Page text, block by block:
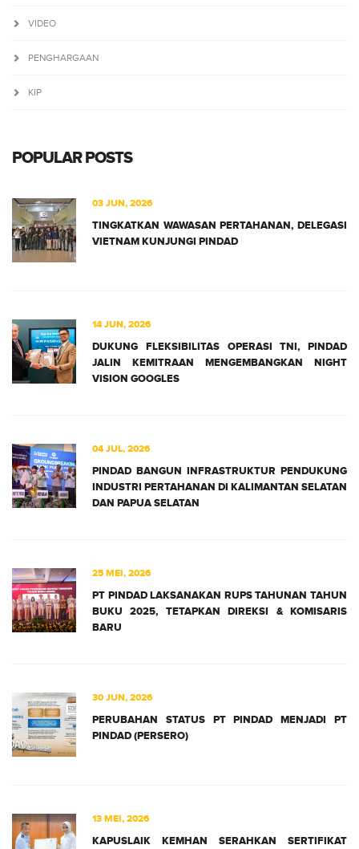
VIDEO
PENGHARGAAN
KIP
POPULAR POSTS
03 JUN, 2026
TINGKATKAN WAWASAN PERTAHANAN, DELEGASI
VIETNAM KUNJUNGI PINDAD
14 JUN, 2026
DUKUNG FLEKSIBILITAS OPERASI TNI, PINDAD
JALIN KEMITRAAN MENGEMBANGKAN NIGHT
VISION GOOGLES
04 JUL, 2026
PINDAD BANGUN INFRASTRUKTUR PENDUKUNG
INDUSTRI PERTAHANAN DI KALIMANTAN SELATAN
DAN PAPUA SELATAN
25 MEI, 2026
PT PINDAD LAKSANAKAN RUPS TAHUNAN TAHUN
BUKU 2025, TETAPKAN DIREKSI & KOMISARIS
BARU
30 JUN, 2026
PERUBAHAN STATUS PT PINDAD MENJADI PT
PINDAD (PERSERO)
13 MEI, 2026
KAPUSLAIK KEMHAN SERAHKAN SERTIFIKAT